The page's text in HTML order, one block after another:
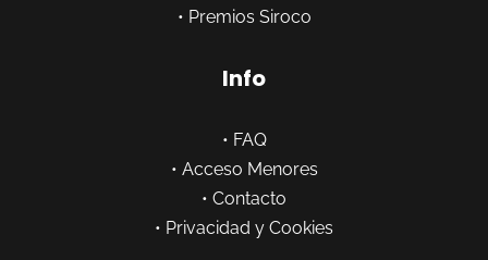
• Premios Siroco
Info
• FAQ
• Acceso Menores
• Contacto
• Privacidad y Cookies